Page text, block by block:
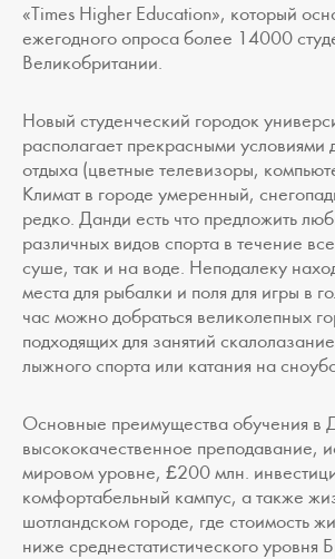
«Times Higher Education», который
ежегодного опроса более 14000
Великобритании.
Новый студенческий городок
располагает прекрасными условиями
отдыха (цветные телевизоры,
Климат в городе умеренный,
редко. Данди есть что предложить
различных видов спорта в течение
суше, так и на воде. Неподалеку
места для рыбалки и поля для игры в
час можно добраться великолепных
подходящих для занятий
лыжного спорта или катания на
Основные преимущества обучения в
высококачественное преподавание,
мировом уровне, £200 млн.
комфортабельный кампус, а также
шотландском городе, где стоимость
ниже среднестатистического уровня